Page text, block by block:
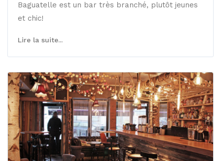
Baguatelle est un bar très branché, plutôt jeunes
et chic!
Lire la suite...